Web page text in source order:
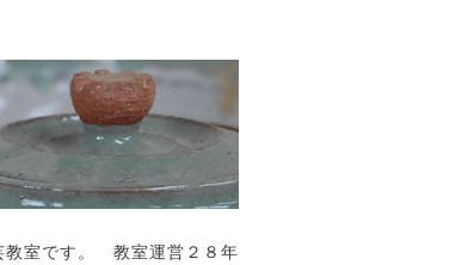
室です。 教室運営２８年